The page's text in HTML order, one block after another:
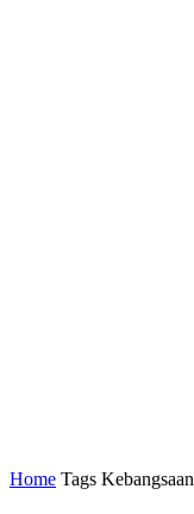
Home Tags Kebangsaan